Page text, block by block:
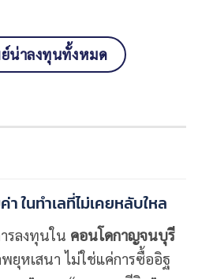
น่าลงทุนทั้งหมด
ในทำเลที่ไม่เคยหลับใหล
รลงทุนใน คอนโดกาญจนบุรี
หเสนา ไม่ใช่แค่การซื้ออิฐ